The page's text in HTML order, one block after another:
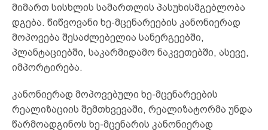
მიმართ სისხლის სამართლის პასუხისმგებლობა
დგება. წიწვოვანი ხე-მცენარეების კანონიერად
მოპოვება შესაძლებელია სანერგეებში,
პლანტაციებში, საკარმიდამო ნაკვეთებში, ასევე,
იმპორტირება.
კანონიერად მოპოვებული ხე-მცენარეების
რეალიზაციის შემთხვევაში, რეალიზატორმა უნდა
წარმოადგინოს ხე-მცენარის კანონიერად